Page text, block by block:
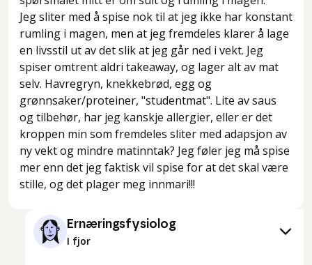
Jeg sliter med å spise nok til at jeg ikke har konstant
rumling i magen, men at jeg fremdeles klarer å lage
en livsstil ut av det slik at jeg går ned i vekt. Jeg
spiser omtrent aldri takeaway, og lager alt av mat
selv. Havregryn, knekkebrød, egg og
grønnsaker/proteiner, "studentmat". Lite av saus
og tilbehør, har jeg kanskje allergier, eller er det
kroppen min som fremdeles sliter med adapsjon av
ny vekt og mindre matinntak? Jeg føler jeg må spise
mer enn det jeg faktisk vil spise for at det skal være
stille, og det plager meg innmari!!!
Ernæringsfysiolog
I fjor